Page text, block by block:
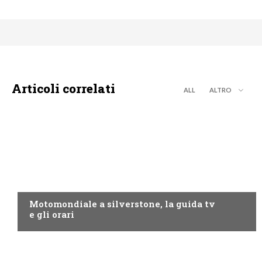
Articoli correlati ALL ALTRO
Motomondiale a silverstone, la guida tv
e gli orari